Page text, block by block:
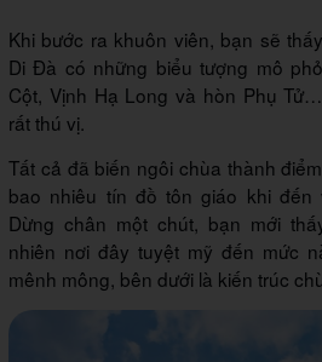
Khi bước ra khuôn viên, bạn sẽ
Di Đà có những biểu tượng mô
Cột, Vịnh Hạ Long và hòn Phụ
rất thú vị.
Tất cả đã biến ngôi chùa thành
bao nhiêu tín đồ tôn giáo khi đến
Dừng chân một chút, bạn mới
nhiên nơi đây tuyệt mỹ đến mức
mênh mông, bên dưới là kiến trúc